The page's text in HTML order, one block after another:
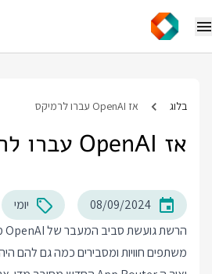
בלוג אז OpenAI עברו לרמיקס
אז OpenAI עברו לרמיקס
08/09/2024
יומי